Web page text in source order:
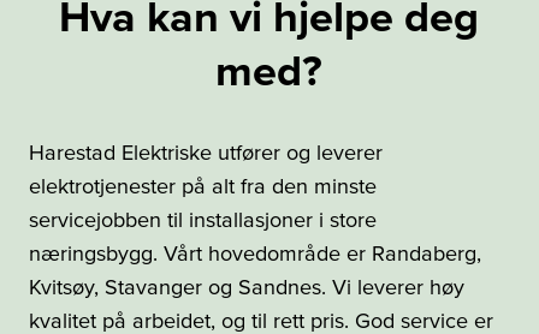
Hva kan vi hjelpe deg
med?
Harestad Elektriske utfører og leverer
elektrotjenester på alt fra den minste
servicejobben til installasjoner i store
næringsbygg. Vårt hovedområde er Randaberg,
Kvitsøy, Stavanger og Sandnes. Vi leverer høy
kvalitet på arbeidet, og til rett pris. God service er